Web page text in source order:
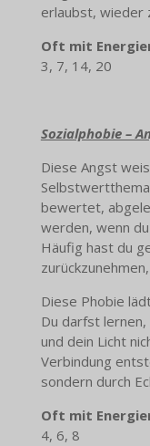
erlaubst, wieder
Oft mit
3, 7, 14, 20
Sozialphobie –
Diese Angst
bewertet,
werden, wenn
Häufig hast du
Diese Phobie
Du darfst
und dein Licht
Verbindung
sondern durch
Oft mit
4, 6, 8